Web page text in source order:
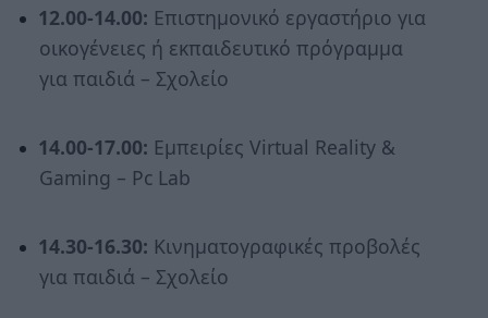
12.00-14.00: Επιστημονικό εργαστήριο για
οικογένειες ή εκπαιδευτικό πρόγραμμα
για παιδιά – Σχολείο
14.00-17.00: Εμπειρίες Virtual Reality &
Gaming – Pc Lab
14.30-16.30: Κινηματογραφικές προβολές
για παιδιά – Σχολείο